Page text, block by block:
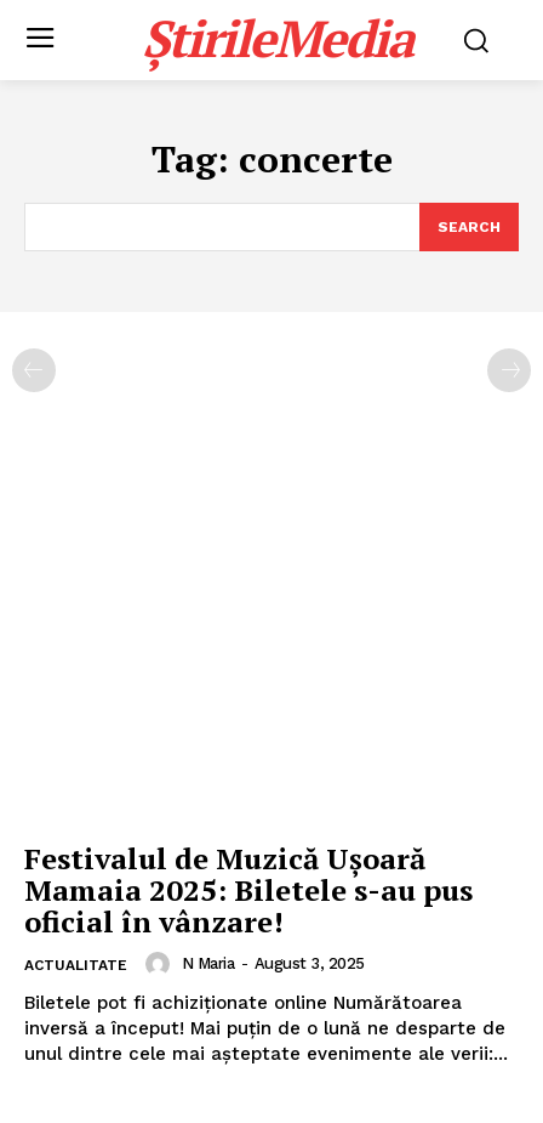
ȘtirileMedia
Tag: concerte
SEARCH
Festivalul de Muzică Ușoară
Mamaia 2025: Biletele s-au pus
oficial în vânzare!
ACTUALITATE N Maria - August 3, 2025
Biletele pot fi achiziționate online Numărătoarea
inversă a început! Mai puțin de o lună ne desparte de
unul dintre cele mai așteptate evenimente ale verii:...